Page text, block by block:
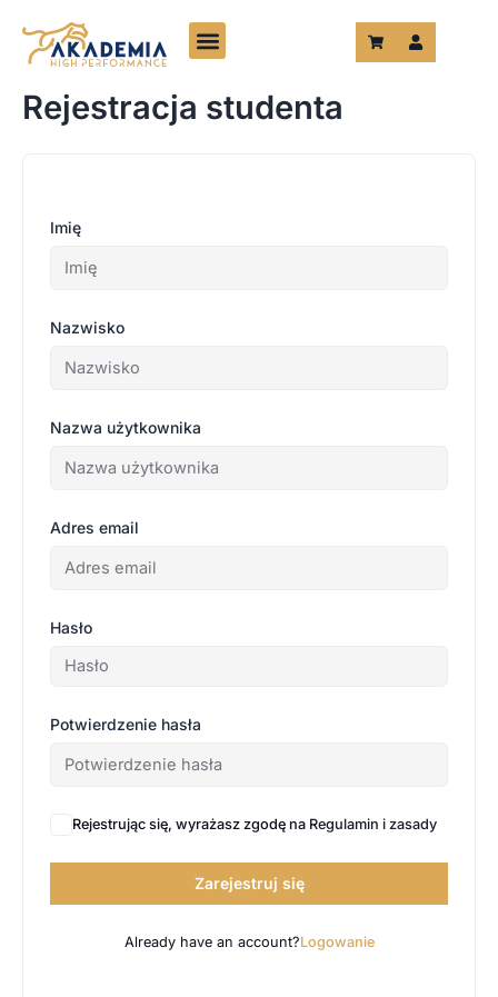
treści
Rejestracja studenta
Imię
Nazwisko
Nazwa użytkownika
Adres email
Hasło
Potwierdzenie hasła
Rejestrując się, wyrażasz zgodę na Regulamin i zasady
Zarejestruj się
Already have an account?Logowanie